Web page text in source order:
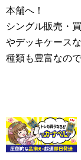
本舗へ！
シングル販売・
やデッキケース
種類も豊富なの